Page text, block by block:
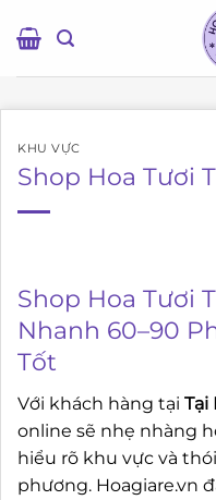
qua
KHU VỰC
Shop Hoa Tươi
Shop Hoa Tươi
Nhanh 60–90
Tốt
Với khách hàng tại Tại
online sẽ nhẹ nhàng
hiểu rõ khu vực và
phương. Hoagiare.vn